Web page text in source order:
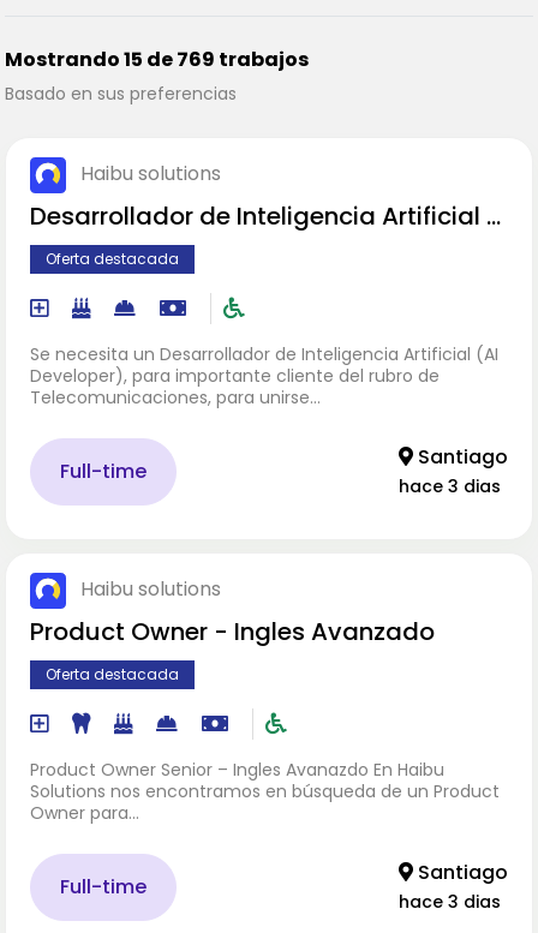
Mostrando 15 de 769 trabajos
Basado en sus preferencias
Haibu solutions
Desarrollador de Inteligencia Artificial E
specialista en LLMs
Oferta destacada
Se necesita un Desarrollador de Inteligencia Artificial (AI
Developer), para importante cliente del rubro de
Telecomunicaciones, para unirse…
Full-time
Santiago
hace 3 dias
Haibu solutions
Product Owner - Ingles Avanzado
Oferta destacada
Product Owner Senior – Ingles Avanazdo En Haibu
Solutions nos encontramos en búsqueda de un Product
Owner para…
Full-time
Santiago
hace 3 dias